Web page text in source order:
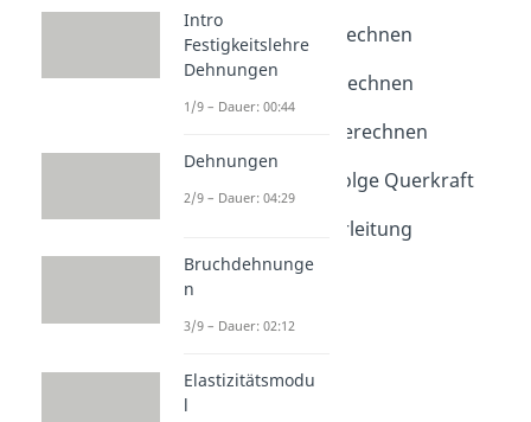
Druckspannung berechnen
Dauer: 02:36
Schubspannung berechnen
Dauer: 03:36
Schubmittelpunkt berechnen
Dauer: 03:04
Schubspannung infolge Querkraft
Dauer: 03:51
Schubspannung Herleitung
Intro
Festigkeitslehre
Dehnungen
1/9 – Dauer: 00:44
Dehnungen
2/9 – Dauer: 04:29
Bruchdehnunge
n
3/9 – Dauer: 02:12
Elastizitätsmodu
l